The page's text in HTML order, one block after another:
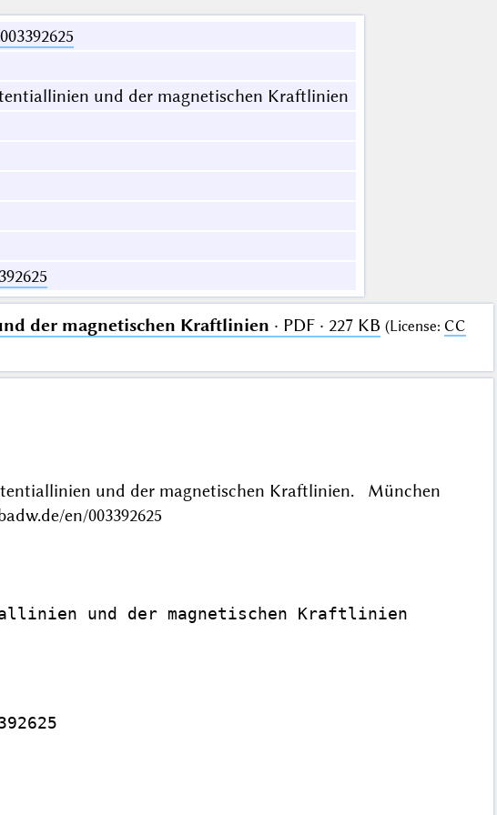
und der magnetischen Kraftlinien
der magnetischen Kraftlinien · PDF · 227 KB (License: CC
und der magnetischen Kraftlinien. München
en/003392625
und der magnetischen Kraftlinien